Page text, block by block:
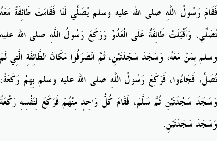
فَقَامَ رَسُولُ اللَّهِ صلى الله عليه وسلم يُصَلِّي لَنَا فَقَامَتْ طَائِفَةٌ مَعَهُ
تُصَلِّي، وَأَقْبَلَتْ طَائِفَةٌ عَلَى الْعَدُوِّ وَرَكَعَ رَسُولُ اللَّهِ صلى الله عليه
وسلم بِمَنْ مَعَهُ، وَسَجَدَ سَجْدَتَيْنِ، ثُمَّ انْصَرَفُوا مَكَانَ الطَّائِفَةِ الَّتِي لَمْ
تُصَلِّ، فَجَاءُوا، فَرَكَعَ رَسُولُ اللَّهِ صلى الله عليه وسلم بِهِمْ رَكْعَةً،
وَسَجَدَ سَجْدَتَيْنِ ثُمَّ سَلَّمَ، فَقَامَ كُلُّ وَاحِدٍ مِنْهُمْ فَرَكَعَ لِنَفْسِهِ رَكْعَةً
وَسَجَدَ سَجْدَتَيْنِ‏.‏